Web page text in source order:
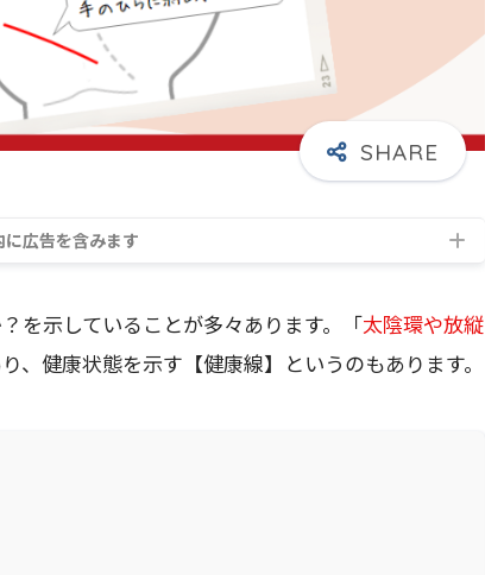
に広告を含みます
を示していることが多々あります。「太陰環や放縦
、健康状態を示す【健康線】というのもあります。